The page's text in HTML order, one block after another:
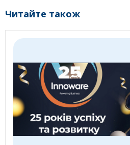
Читайте також